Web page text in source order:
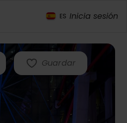
ES Inicia sesión
Guardar